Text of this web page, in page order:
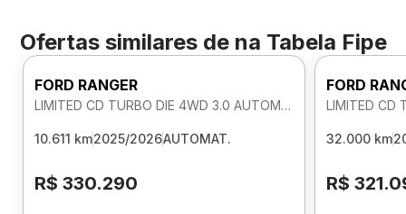
Ofertas similares de na Tabela Fipe
FORD RANGER
LIMITED CD TURBO DIE 4WD 3.0 AUTOMATICO
10.611 km2025/2026AUTOMAT.
R$ 330.290
FORD
32.000 km
R$